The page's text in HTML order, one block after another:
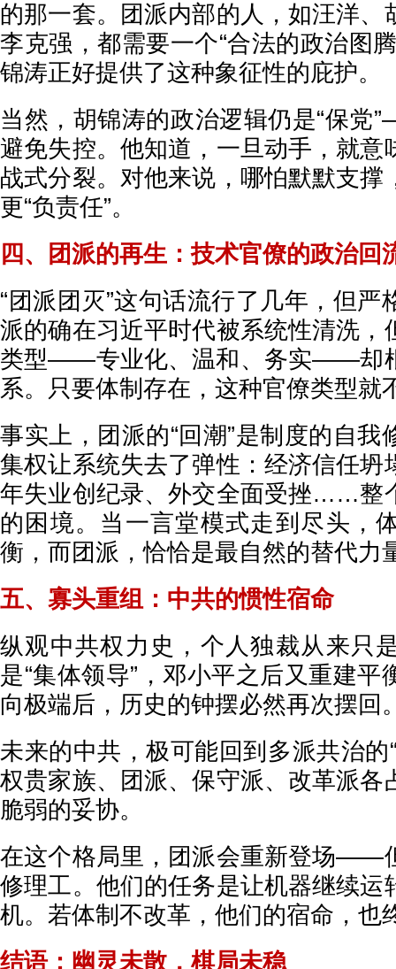
的那一套。团派内部的人，如汪洋、
李克强，都需要一个“合法的政治图
锦涛正好提供了这种象征性的庇护。
当然，胡锦涛的政治逻辑仍是“保党
避免失控。他知道，一旦动手，就意
战式分裂。对他来说，哪怕默默支撑
更“负责任”。
四、团派的再生：技术官僚的政治回
“团派团灭”这句话流行了几年，但严
派的确在习近平时代被系统性清洗，
类型——专业化、温和、务实——却
系。只要体制存在，这种官僚类型就
事实上，团派的“回潮”是制度的自我
集权让系统失去了弹性：经济信任坍
年失业创纪录、外交全面受挫……整
的困境。当一言堂模式走到尽头，
衡，而团派，恰恰是最自然的替代力
五、寡头重组：中共的惯性宿命
纵观中共权力史，个人独裁从来只
是“集体领导”，邓小平之后又重建平
向极端后，历史的钟摆必然再次摆回
未来的中共，极可能回到多派共治
权贵家族、团派、保守派、改革派各
脆弱的妥协。
在这个格局里，团派会重新登场——
修理工。他们的任务是让机器继续运
机。若体制不改革，他们的宿命，也
结语：幽灵未散，棋局未稳